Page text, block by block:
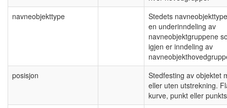
navneobjekttype
Stedets
en underinndeling av
navneobjektgruppene
igjen er inndeling av
posisjon
Stedfesting av objektet
eller uten utstrekning.
kurve, punkt eller